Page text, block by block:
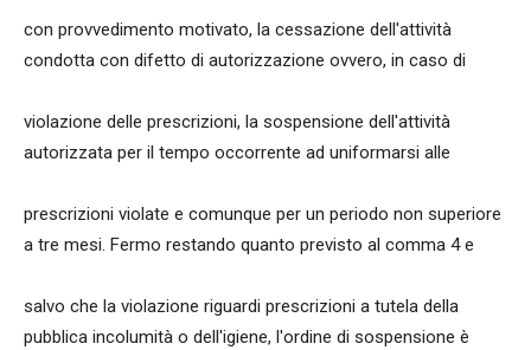
con provvedimento motivato, la cessazione dell'attività
condotta con difetto di autorizzazione ovvero, in caso di
violazione delle prescrizioni, la sospensione dell'attività
autorizzata per il tempo occorrente ad uniformarsi alle
prescrizioni violate e comunque per un periodo non superiore
a tre mesi. Fermo restando quanto previsto al comma 4 e
salvo che la violazione riguardi prescrizioni a tutela della
pubblica incolumità o dell'igiene, l'ordine di sospensione è